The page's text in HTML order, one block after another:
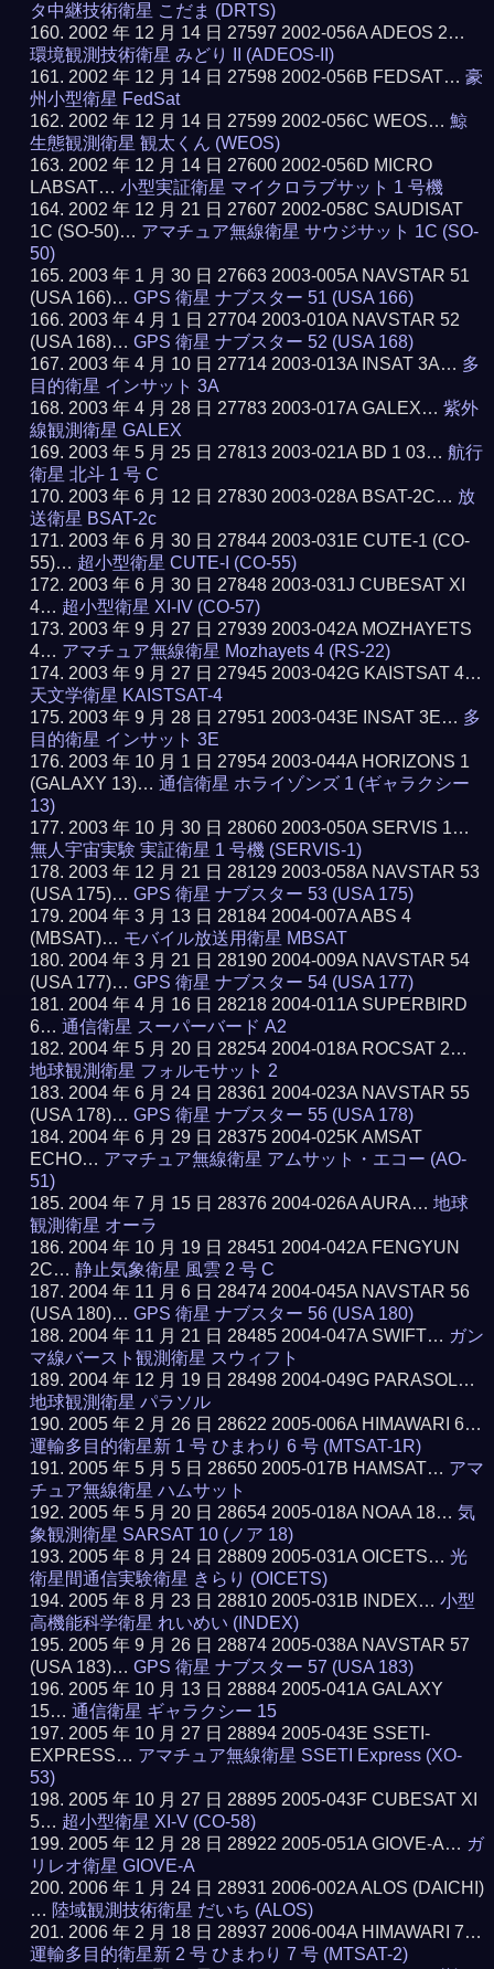
タ中継技術衛星 こだま (DRTS)
2002 年 12 月 14 日 27597 2002-056A ADEOS 2…
環境観測技術衛星 みどり II (ADEOS-II)
2002 年 12 月 14 日 27598 2002-056B FEDSAT…豪
州小型衛星 FedSat
2002 年 12 月 14 日 27599 2002-056C WEOS…鯨
生態観測衛星 観太くん (WEOS)
2002 年 12 月 14 日 27600 2002-056D MICRO
LABSAT…小型実証衛星 マイクロラブサット 1 号機
2002 年 12 月 21 日 27607 2002-058C SAUDISAT
1C (SO-50)… アマチュア無線衛星 サウジサット 1C (SO-
50)
2003 年 1 月 30 日 27663 2003-005A NAVSTAR 51
(USA 166)…GPS 衛星 ナブスター 51 (USA 166)
2003 年 4 月 1 日 27704 2003-010A NAVSTAR 52
(USA 168)…GPS 衛星 ナブスター 52 (USA 168)
2003 年 4 月 10 日 27714 2003-013A INSAT 3A… 多
目的衛星 インサット 3A
2003 年 4 月 28 日 27783 2003-017A GALEX…紫外
線観測衛星 GALEX
2003 年 5 月 25 日 27813 2003-021A BD 1 03…航行
衛星 北斗 1 号 C
2003 年 6 月 12 日 27830 2003-028A BSAT-2C… 放
送衛星 BSAT-2c
2003 年 6 月 30 日 27844 2003-031E CUTE-1 (CO-
55)… 超小型衛星 CUTE-I (CO-55)
2003 年 6 月 30 日 27848 2003-031J CUBESAT XI
4… 超小型衛星 XI-IV (CO-57)
2003 年 9 月 27 日 27939 2003-042A MOZHAYETS
4… アマチュア無線衛星 Mozhayets 4 (RS-22)
2003 年 9 月 27 日 27945 2003-042G KAISTSAT 4…
天文学衛星 KAISTSAT-4
2003 年 9 月 28 日 27951 2003-043E INSAT 3E… 多
目的衛星 インサット 3E
2003 年 10 月 1 日 27954 2003-044A HORIZONS 1
(GALAXY 13)…通信衛星 ホライゾンズ 1 (ギャラクシー
13)
2003 年 10 月 30 日 28060 2003-050A SERVIS 1…
無人宇宙実験 実証衛星 1 号機 (SERVIS-1)
2003 年 12 月 21 日 28129 2003-058A NAVSTAR 53
(USA 175)…GPS 衛星 ナブスター 53 (USA 175)
2004 年 3 月 13 日 28184 2004-007A ABS 4
(MBSAT)… モバイル放送用衛星 MBSAT
2004 年 3 月 21 日 28190 2004-009A NAVSTAR 54
(USA 177)…GPS 衛星 ナブスター 54 (USA 177)
2004 年 4 月 16 日 28218 2004-011A SUPERBIRD
6…通信衛星 スーパーバード A2
2004 年 5 月 20 日 28254 2004-018A ROCSAT 2…
地球観測衛星 フォルモサット 2
2004 年 6 月 24 日 28361 2004-023A NAVSTAR 55
(USA 178)…GPS 衛星 ナブスター 55 (USA 178)
2004 年 6 月 29 日 28375 2004-025K AMSAT
ECHO… アマチュア無線衛星 アムサット・エコー (AO-
51)
2004 年 7 月 15 日 28376 2004-026A AURA…地球
観測衛星 オーラ
2004 年 10 月 19 日 28451 2004-042A FENGYUN
2C…静止気象衛星 風雲 2 号 C
2004 年 11 月 6 日 28474 2004-045A NAVSTAR 56
(USA 180)…GPS 衛星 ナブスター 56 (USA 180)
2004 年 11 月 21 日 28485 2004-047A SWIFT… ガン
マ線バースト観測衛星 スウィフト
2004 年 12 月 19 日 28498 2004-049G PARASOL…
地球観測衛星 パラソル
2005 年 2 月 26 日 28622 2005-006A HIMAWARI 6…
運輸多目的衛星新 1 号 ひまわり 6 号 (MTSAT-1R)
2005 年 5 月 5 日 28650 2005-017B HAMSAT… アマ
チュア無線衛星 ハムサット
2005 年 5 月 20 日 28654 2005-018A NOAA 18…気
象観測衛星 SARSAT 10 (ノア 18)
2005 年 8 月 24 日 28809 2005-031A OICETS…光
衛星間通信実験衛星 きらり (OICETS)
2005 年 8 月 23 日 28810 2005-031B INDEX…小型
高機能科学衛星 れいめい (INDEX)
2005 年 9 月 26 日 28874 2005-038A NAVSTAR 57
(USA 183)…GPS 衛星 ナブスター 57 (USA 183)
2005 年 10 月 13 日 28884 2005-041A GALAXY
15…通信衛星 ギャラクシー 15
2005 年 10 月 27 日 28894 2005-043E SSETI-
EXPRESS… アマチュア無線衛星 SSETI Express (XO-
53)
2005 年 10 月 27 日 28895 2005-043F CUBESAT XI
5… 超小型衛星 XI-V (CO-58)
2005 年 12 月 28 日 28922 2005-051A GIOVE-A… ガ
リレオ衛星 GIOVE-A
2006 年 1 月 24 日 28931 2006-002A ALOS (DAICHI)
… 陸域観測技術衛星 だいち (ALOS)
2006 年 2 月 18 日 28937 2006-004A HIMAWARI 7…
運輸多目的衛星新 2 号 ひまわり 7 号 (MTSAT-2)